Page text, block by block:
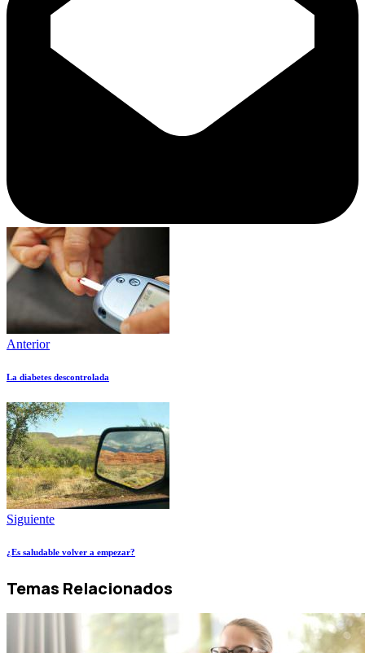
Anterior
La diabetes descontrolada
Siguiente
¿Es saludable volver a empezar?
Temas Relacionados